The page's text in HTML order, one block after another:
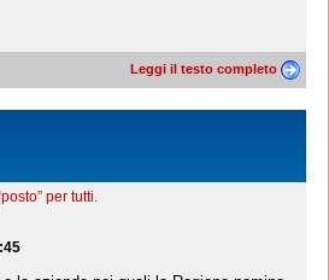
Leggi il testo completo
per tutti.